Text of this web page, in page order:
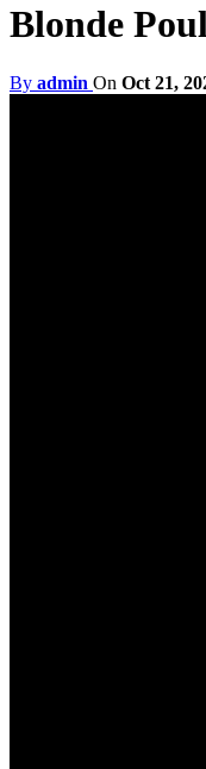
Blonde
By admin On Oct 21,